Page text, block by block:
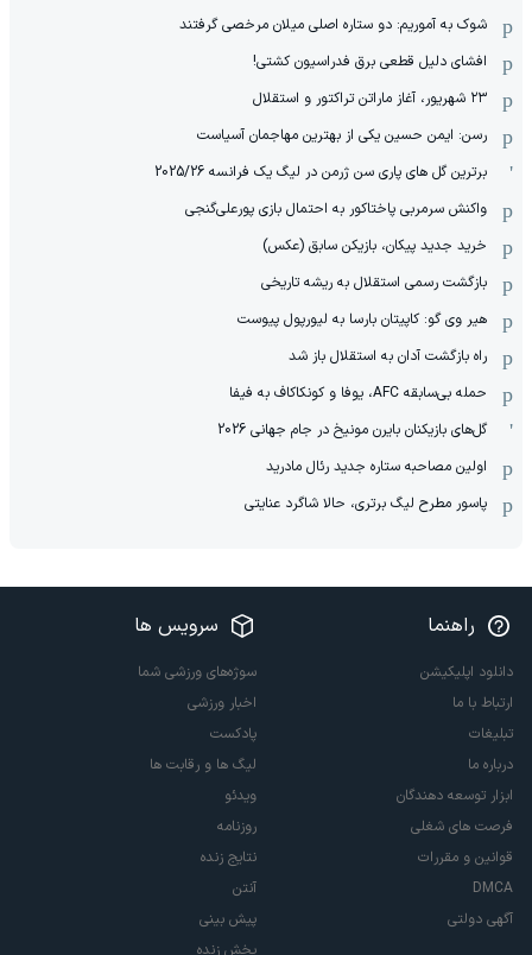
شوک به آموریم: دو ستاره اصلی میلان مرخصی گرفتند
افشای دلیل قطعی برق فدراسیون کشتی!
۲۳ شهریور، آغاز ماراتن تراکتور و استقلال
رسن: ایمن حسین یکی از بهترین مهاجمان آسیاست
برترین گل های پاری سن ژرمن در لیگ یک فرانسه 2025/26
واکنش سرمربی پاختاکور به احتمال بازی پورعلی‌گنجی
خرید جدید پیکان، بازیکن سابق (عکس)
بازگشت رسمی استقلال به ریشه تاریخی
هیر وی گو: کاپیتان بارسا به لیورپول پیوست
راه بازگشت آدان به استقلال باز شد
حمله بی‌سابقه AFC، یوفا و کونکاکاف به فیفا
گل‌های بازیکنان بایرن مونیخ در جام جهانی 2026
‫اولین مصاحبه ستاره جدید رئال مادرید
پاسور مطرح لیگ برتری، حالا شاگرد عنایتی
راهنما
دانلود اپلیکیشن
ارتباط با ما
تبلیغات
درباره ما
ابزار توسعه دهندگان
فرصت های شغلی
قوانین و مقررات
DMCA
آگهی دولتی
سرویس ها
سوژه‌های ورزشی شما
اخبار ورزشی
پادکست
لیگ ها و رقابت ها
ویدئو
روزنامه
نتایج زنده
آنتن
پیش بینی
پخش زنده